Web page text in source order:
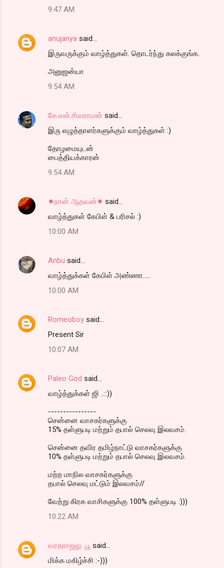
9:47 AM
anujanya said…
இருவருக்கும் வாழ்த்துகள். தொடர்ந்து கலக்குங்க.
அனுஜன்யா
9:54 AM
கே.என்.சிவராமன் said…
இரு எழுத்தாளர்களுக்கும் வாழ்த்துகள் :)
தோழமையுடன்
பைத்தியக்காரன்
9:54 AM
☀நான் ஆதவன்☀ said…
வாழ்த்துகள் கேபிள் & பரிசல் :)
10:00 AM
Anbu said…
வாழ்த்துக்கள் கேபிள் அண்ணா.....
10:00 AM
Romeoboy said…
Present Sir
10:07 AM
Paleo God said…
வாழ்த்துக்கள் ஜி ..::))
----------------
சென்னை வாசகர்களுக்கு
15% தள்ளுபடி மற்றும் தபால் செலவு இலவசம்.
சென்னை தவிர தமிழ்நாட்டு வாசகர்களுக்கு
10% தள்ளுபடி மற்றும் தபால் செலவு இலவசம்.
மற்ற மாநில வாசகர்களுக்கு
தபால் செலவு மட்டும் இலவசம்//
வேற்று கிரக வாசிகளுக்கு 100% தள்ளுபடி :)))
10:22 AM
வரதராஜலு .பூ said…
மிக்க மகிழ்ச்சி :-)))